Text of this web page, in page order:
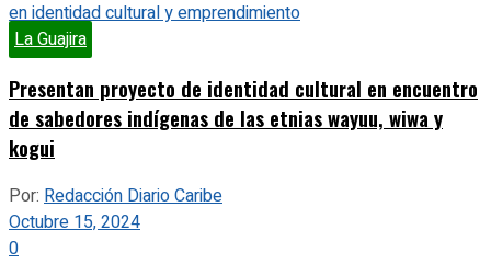
La Guajira
Presentan proyecto de identidad cultural en encuentro
de sabedores indígenas de las etnias wayuu, wiwa y
kogui
Por: Redacción Diario Caribe
Octubre 15, 2024
0